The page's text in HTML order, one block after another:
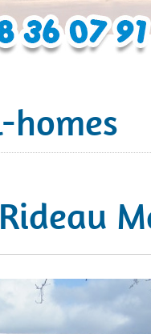
homes